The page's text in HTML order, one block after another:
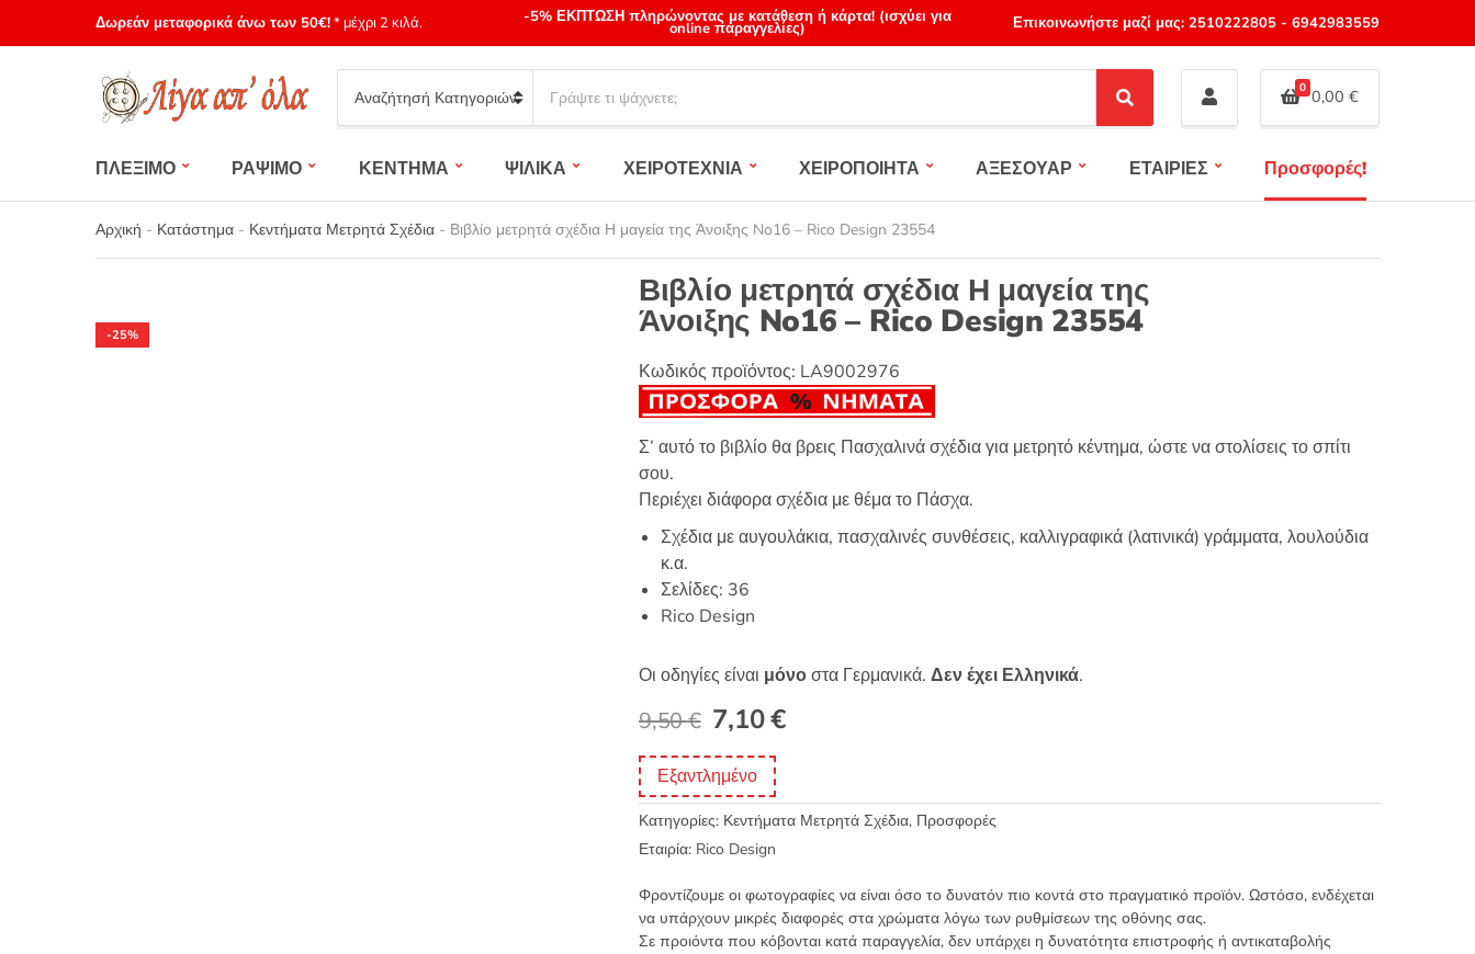
Δωρεάν μεταφορικά άνω των 50€!* μέχρι 2 κιλά. -5% ΕΚΠΤΩΣΗ πληρώνοντας με κατάθεση ή κάρτα! (ισχύει για
online παραγγελίες) Επικοινωνήστε μαζί μας: 2510222805- 6942983559
Category
name
a
c
h
p
S
e
c
0 0,00 €
ΠΛΕΞΙΜΟ ΡΑΨΙΜΟ ΚΕΝΤΗΜΑ ΨΙΛΙΚΑ ΧΕΙΡΟΤΕΧΝΙΑ ΧΕΙΡΟΠΟΙΗΤΑ ΑΞΕΣΟΥΑΡ ΕΤΑΙΡΙΕΣ Προσφορές!
Αρχική - Κατάστημα - Κεντήματα Μετρητά Σχέδια - Βιβλίο μετρητά σχέδια Η μαγεία της Άνοιξης No16 – Rico Design 23554
-25%
Βιβλίο μετρητά σχέδια Η μαγεία της
Άνοιξης No16 – Rico Design 23554
Κωδικός προϊόντος: LA9002976
Σ’ αυτό το βιβλίο θα βρεις Πασχαλινά σχέδια για μετρητό κέντημα, ώστε να στολίσεις το σπίτι
σου.
Περιέχει διάφορα σχέδια με θέμα το Πάσχα.
Σχέδια με αυγουλάκια, πασχαλινές συνθέσεις, καλλιγραφικά (λατινικά) γράμματα, λουλούδια
κ.α.
Σελίδες: 36
Rico Design
Οι οδηγίες είναι μόνοστα Γερμανικά. Δεν έχει Ελληνικά.
9,50€ Original
price
was:
9,50 €.
7,10€Η
τιμή
είναι:
Εξαντλημένο
Κατηγορίες: Κεντήματα Μετρητά Σχέδια, Προσφορές
Εταιρία: Rico Design
Φροντίζουμε οι φωτογραφίες να είναι όσο το δυνατόν πιο κοντά στο πραγματικό προϊόν. Ωστόσο, ενδέχεται
να υπάρχουν μικρές διαφορές στα χρώματα λόγω των ρυθμίσεων της οθόνης σας.
Σε προιόντα που κόβονται κατά παραγγελία, δεν υπάρχει η δυνατότητα επιστροφής ή αντικαταβολής